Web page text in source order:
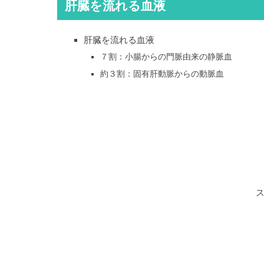
肝臓を流れる血液
肝臓を流れる血液
７割：小腸からの門脈由来の静脈血
約３割：固有肝動脈からの動脈血